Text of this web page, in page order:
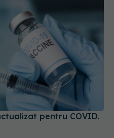
pentru COVID.